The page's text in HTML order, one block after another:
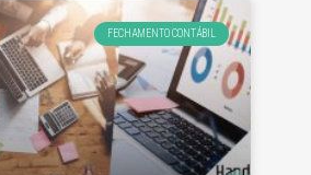
FECHAMENTO CONTÁBIL